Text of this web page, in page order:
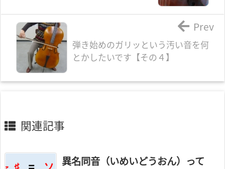
弾き始めのガリッという汚い音を何
とかしたいです【その４】
Prev
関連記事
異名同音（いめいどうおん）って